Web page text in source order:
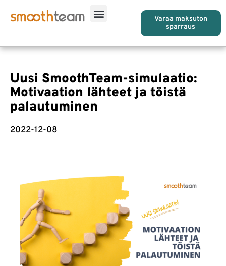
Varaa maksuton
sparraus
Uusi SmoothTeam-simulaatio:
Motivaation lähteet ja töistä
palautuminen
2022-12-08